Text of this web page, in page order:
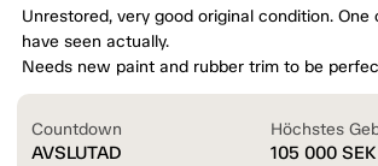
Unrestored, very good original condition.
have seen actually.
Needs new paint and rubber trim to be
Countdown
AVSLUTAD
Höchstes
105 000 SEK